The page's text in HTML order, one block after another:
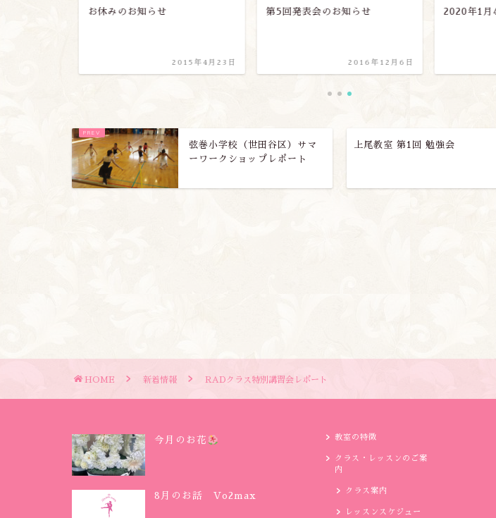
お休みのお知らせ
2015年4月23日
第5回発表会のお知らせ
2016年12月6日
2020年1
弦巻小学校（世田谷区）サマ
ーワークショップレポート
上尾教室 第1回 勉強会
HOME 新着情報 RADクラス特別講習会レポート
今月のお花
8月のお話 Vo2max
教室の特徴
クラス・レッスンのご案
内
クラス案内
レッスンスケジュー